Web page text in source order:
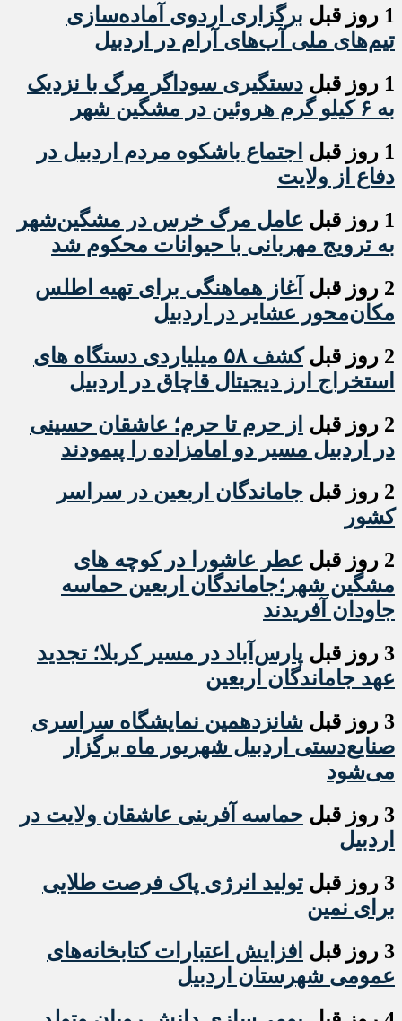
1 روز قبل
برگزاری اردوی آماده‌سازی
تیم‌های ملی آب‌های آرام در اردبیل
1 روز قبل
دستگیری سوداگر مرگ با نزدیک
به ۶ کیلو گرم هروئین در مشگین شهر
1 روز قبل
اجتماع باشکوه مردم اردبیل در
دفاع از ولایت
1 روز قبل
عامل مرگ خرس در مشگین‌شهر
به ترویج مهربانی با حیوانات محکوم شد
2 روز قبل
آغاز هماهنگی برای تهیه اطلس
مکان‌محور عشایر در اردبیل
2 روز قبل
کشف ۵۸ میلیاردی دستگاه های
استخراج ارز دیجیتال قاچاق در اردبیل
2 روز قبل
از حرم تا حرم؛ عاشقان حسینی
در اردبیل مسیر دو امامزاده را پیمودند
2 روز قبل
جاماندگان اربعین در سراسر
کشور
2 روز قبل
عطر عاشورا در کوچه های
مشگین شهر؛جاماندگان اربعین حماسه
جاودان آفریدند
3 روز قبل
پارس‌آباد در مسیر کربلا؛ تجدید
عهد جاماندگان اربعین
3 روز قبل
شانزدهمین نمایشگاه سراسری
صنایع‌دستی اردبیل شهریور ماه برگزار
می‌شود
3 روز قبل
حماسه آفرینی عاشقان ولایت در
اردبیل
3 روز قبل
تولید انرژی پاک فرصت طلایی
برای نمین
3 روز قبل
افزایش اعتبارات کتابخانه‌های
عمومی شهرستان اردبیل